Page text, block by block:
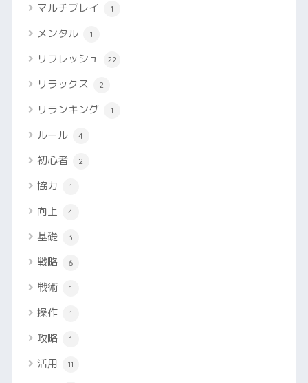
マルチプレイ 1
メンタル 1
リフレッシュ 22
リラックス 2
リランキング 1
ルール 4
初心者 2
協力 1
向上 4
基礎 3
戦略 6
戦術 1
操作 1
攻略 1
活用 11